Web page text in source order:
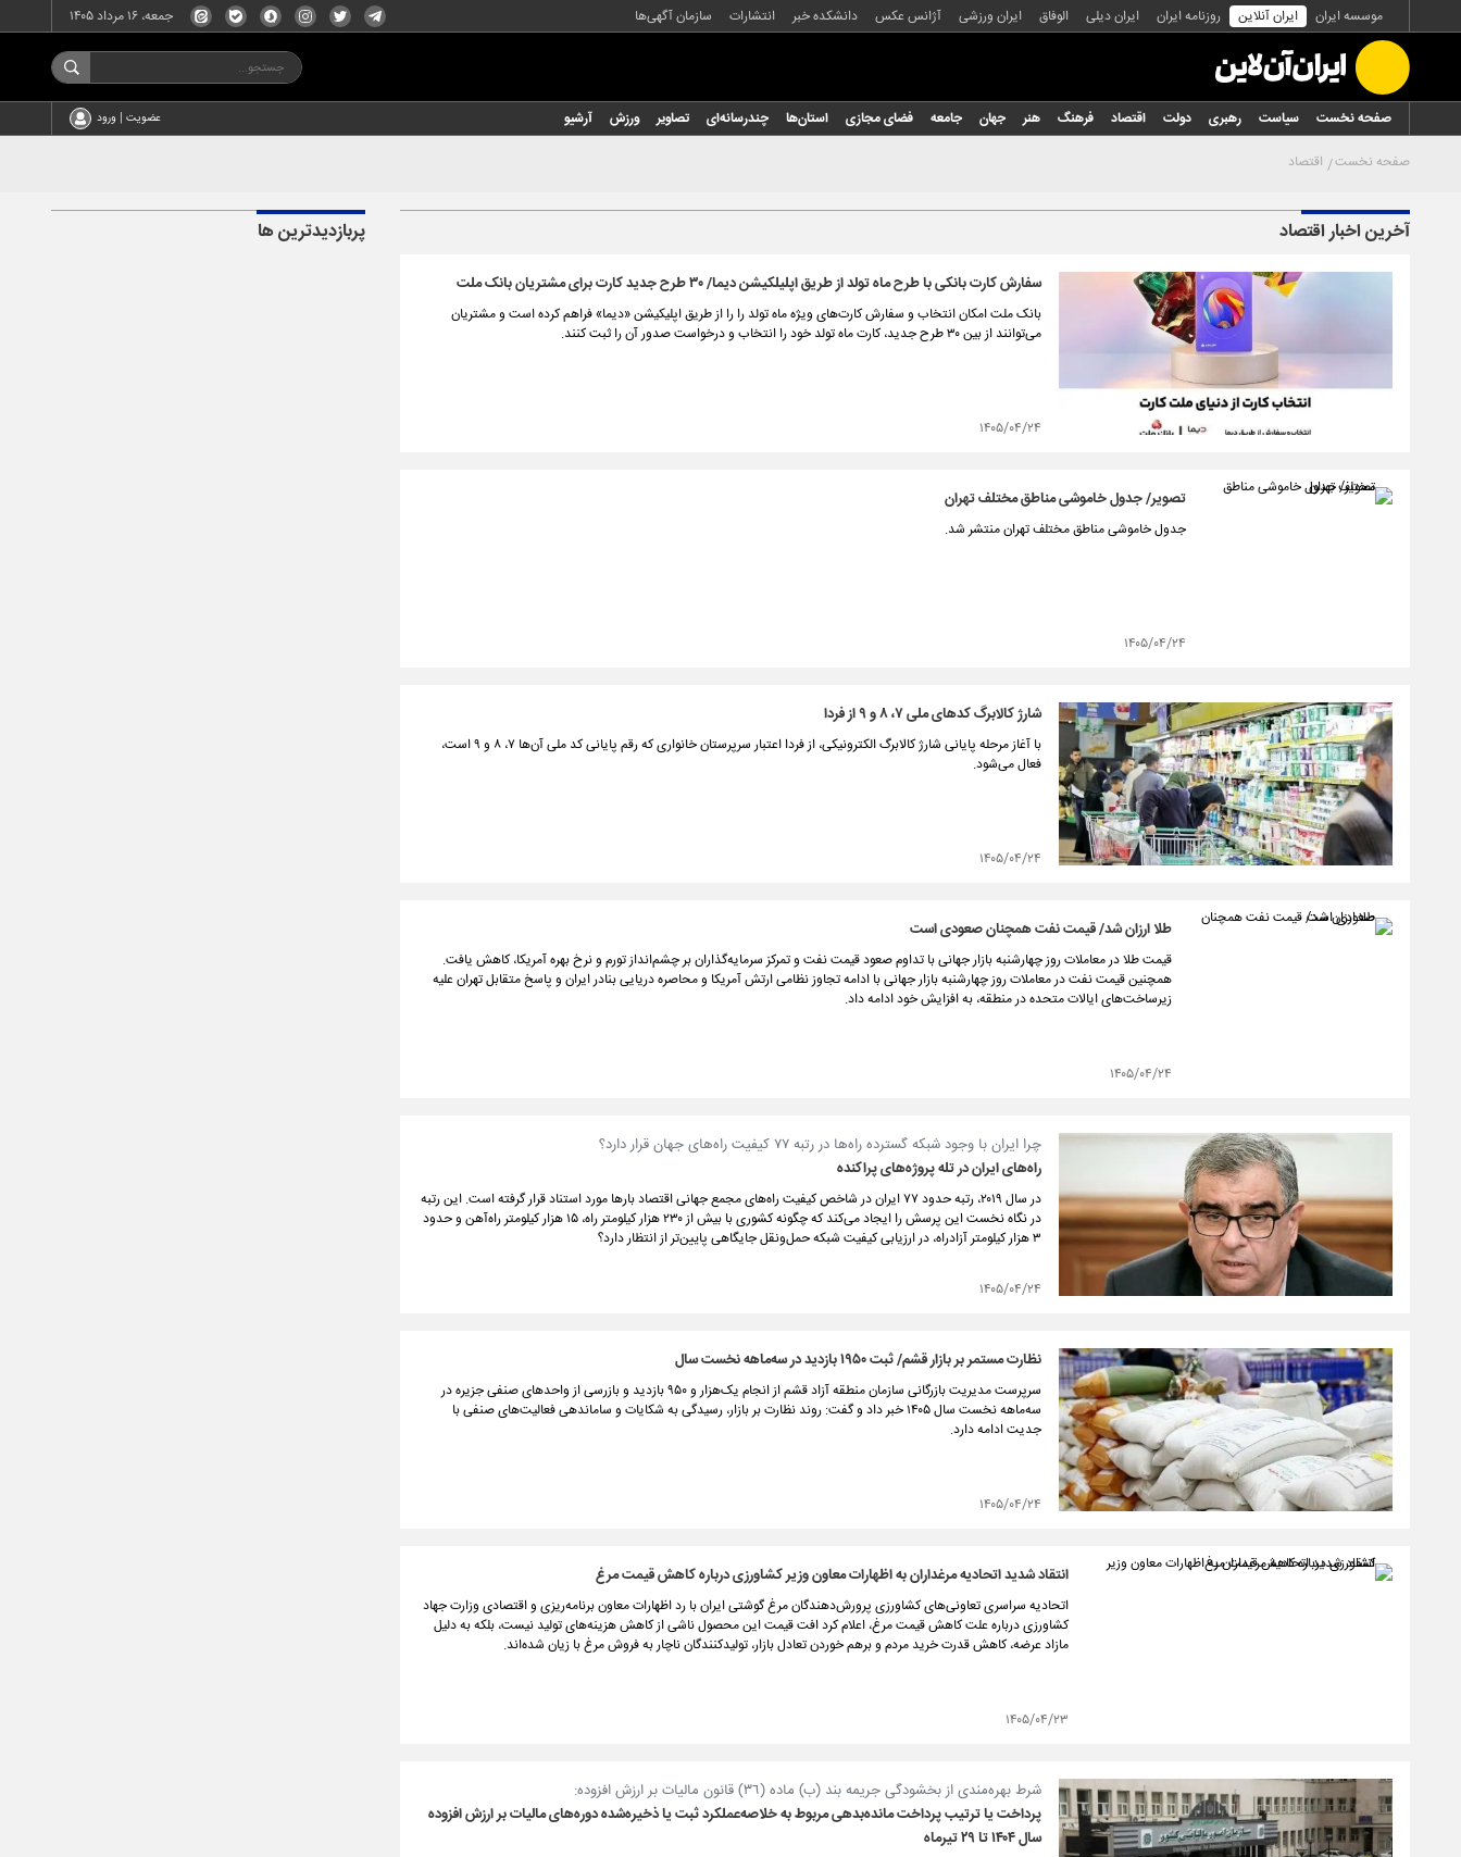
موسسه ایران ایران آنلاین روزنامه ایران ایران دیلی الوفاق ایران ورزشی آژانس عکس دانشکده خبر انتشارات سازمان آگهی‌ها جمعه، ۱۶ مرداد ۱۴۰۵
صفحه نخست سیاست رهبری دولت اقتصاد فرهنگ هنر جهان جامعه فضای مجازی استان‌ها چندرسانه‌ای تصاویر ورزش آرشیو عضویت | ورود
صفحه نخست اقتصاد
آخرین اخبار اقتصاد
سفارش کارت بانکی با طرح ماه تولد از طریق اپلیلکیشن دیما/ ۳۰ طرح جدید کارت برای مشتریان بانک ملت‌
‌بانک ملت امکان انتخاب و سفارش کارت‌های ویژه ماه تولد را را از طریق اپلیکیشن «دیما» فراهم کرده است و مشتریان
می‌توانند از بین ۳۰ طرح جدید، کارت ماه تولد خود را انتخاب و درخواست صدور آن را ثبت کنند.‌
۱۴۰۵/۰۴/۲۴
تصویر/ جدول خاموشی مناطق مختلف تهران
جدول خاموشی مناطق مختلف تهران منتشر شد.
۱۴۰۵/۰۴/۲۴
شارژ کالابرگ کدهای ملی ۷، ۸ و ۹ از فردا
با آغاز مرحله پایانی شارژ کالابرگ الکترونیکی، از فردا اعتبار سرپرستان خانواری که رقم پایانی کد ملی آن‌ها ۷، ۸ و ۹ است،
فعال می‌شود.
۱۴۰۵/۰۴/۲۴
طلا ارزان شد/ قیمت نفت همچنان صعودی است
قیمت طلا در معاملات روز چهارشنبه بازار جهانی با تداوم صعود قیمت نفت و تمرکز سرمایه‌گذاران بر چشم‌انداز تورم و نرخ بهره آمریکا، کاهش یافت.
همچنین قیمت نفت در معاملات روز چهارشنبه بازار جهانی با ادامه تجاوز نظامی ارتش آمریکا و محاصره دریایی بنادر ایران و پاسخ متقابل تهران علیه
زیرساخت‌های ایالات متحده در منطقه، به افزایش خود ادامه داد.
۱۴۰۵/۰۴/۲۴
چرا ایران با وجود شبکه گسترده راه‌ها در رتبه ۷۷ کیفیت راه‌های جهان قرار دارد؟
راه‌های ایران در تله پروژه‌های پراکنده
در سال ۲۰۱۹، رتبه حدود ۷۷ ایران در شاخص کیفیت راه‌های مجمع جهانی اقتصاد بارها مورد استناد قرار گرفته است. این رتبه
در نگاه نخست این پرسش را ایجاد می‌کند که چگونه کشوری با بیش از ۲۳۰ هزار کیلومتر راه، ۱۵ هزار کیلومتر راه‌آهن و حدود
۳ هزار کیلومتر آزادراه، در ارزیابی کیفیت شبکه حمل‌ونقل جایگاهی پایین‌تر از انتظار دارد؟
۱۴۰۵/۰۴/۲۴
نظارت مستمر بر بازار قشم/ ثبت ۱۹۵۰ بازدید در سه‌ماهه نخست سال
سرپرست مدیریت بازرگانی سازمان منطقه آزاد قشم از انجام یک‌هزار و ۹۵۰ بازدید و بازرسی از واحدهای صنفی جزیره در
سه‌ماهه نخست سال ۱۴۰۵ خبر داد و گفت: روند نظارت بر بازار، رسیدگی به شکایات و ساماندهی فعالیت‌های صنفی با
جدیت ادامه دارد.
۱۴۰۵/۰۴/۲۴
انتقاد شدید اتحادیه مرغداران به اظهارات معاون وزیر کشاورزی درباره کاهش قیمت مرغ
اتحادیه سراسری تعاونی‌های کشاورزی پرورش‌دهندگان مرغ گوشتی ایران با رد اظهارات معاون برنامه‌ریزی و اقتصادی وزارت جهاد
کشاورزی درباره علت کاهش قیمت مرغ، اعلام کرد افت قیمت این محصول ناشی از کاهش هزینه‌های تولید نیست، بلکه به دلیل
مازاد عرضه، کاهش قدرت خرید مردم و برهم خوردن تعادل بازار، تولیدکنندگان ناچار به فروش مرغ با زیان شده‌اند.
۱۴۰۵/۰۴/۲۳
شرط بهره‌‏مندی از بخشودگی جریمه بند (ب) ماده (٣٦) قانون مالیات بر ارزش افزوده:
پرداخت یا ترتیب پرداخت مانده‌بدهی مربوط به خلاصه‌عملکرد ثبت یا ذخیره‏‌شده دوره‏‌های مالیات بر ارزش افزوده
سال ۱۴۰۴ تا ۲۹ تیرماه
پربازدیدترین ها